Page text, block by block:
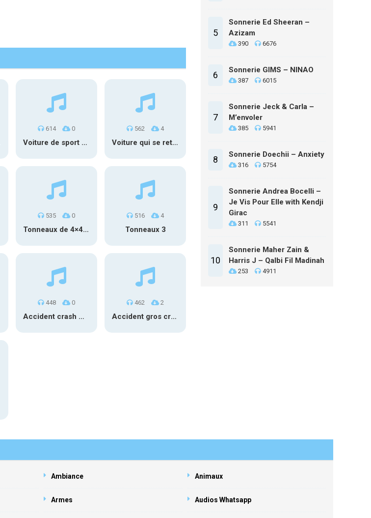
614 0
Voiture de sport – accident micro embarqué
562 4
Voiture qui se retourne et glisse sur le toit
535 0
Tonneaux de 4×4 qui se rate en montée
516 4
Tonneaux 3
448 0
Accident crash moyen 02
462 2
Accident gros crash 1
5
Sonnerie Ed Sheeran –
Azizam
390 6676
6 Sonnerie GIMS – NINAO
387 6015
7
Sonnerie Jeck & Carla –
M’envoler
385 5941
8 Sonnerie Doechii – Anxiety
316 5754
9
Sonnerie Andrea Bocelli –
Je Vis Pour Elle with Kendji
Girac
311 5541
10
Sonnerie Maher Zain &
Harris J – Qalbi Fil Madinah
253 4911
Ambiance Animaux
Armes Audios Whatsapp